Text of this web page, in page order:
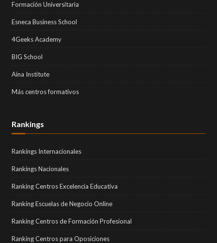
Formación Universitaria
Esneca Business School
4Geeks Academy
BIG School
Aina Institute
Más centros formativos
Rankings
Rankings Internacionales
Rankings Nacionales
Ranking Centros Excelencia Educativa
Ranking Escuelas de Negocio Online
Ranking Centros de Formación Profesional
Ranking Centros para Oposiciones